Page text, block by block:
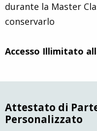
durante la Master
conservarlo
Accesso Illimitato
Attestato di
Personalizzato